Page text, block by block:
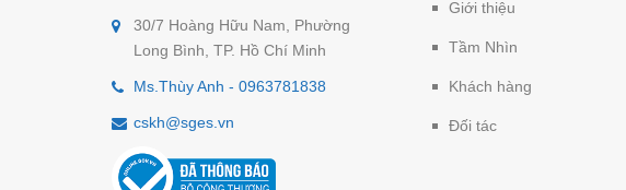
30/7 Hoàng Hữu Nam, Phường
Long Bình, TP. Hồ Chí Minh
Ms.Thùy Anh - 0963781838
cskh@sges.vn
Giới thiệu
Tầm Nhìn
Khách hàng
Đối tác